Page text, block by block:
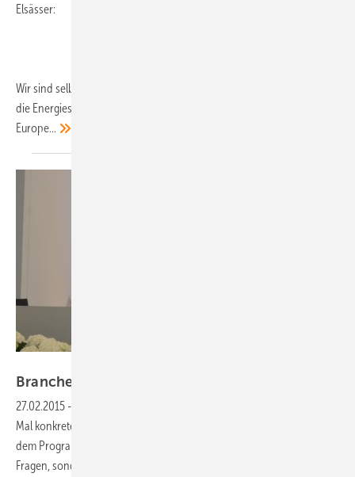
Elsässer:
Wir sind selbst ein wenig überrascht, welche Dynamik beispielsweise
die Energiespeicher entwickeln. Wir haben die Fachmesse EES
Europe...
Branche debattiert
27.02.2015 -
Mal konkrete Probleme beim Betrieb von Photovoltikanlagen. Auf
dem Programm stehen nicht nur Versicherungs- und rechtliche
Fragen, sondern auch die Performance und die Anlagensicherheit